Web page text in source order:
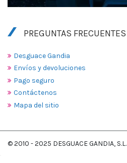
PREGUNTAS FRECUENTES
Desguace Gandia
Envíos y devoluciones
Pago seguro
Contáctenos
Mapa del sitio
© 2010 - 2025 DESGUACE GANDIA, S.L.